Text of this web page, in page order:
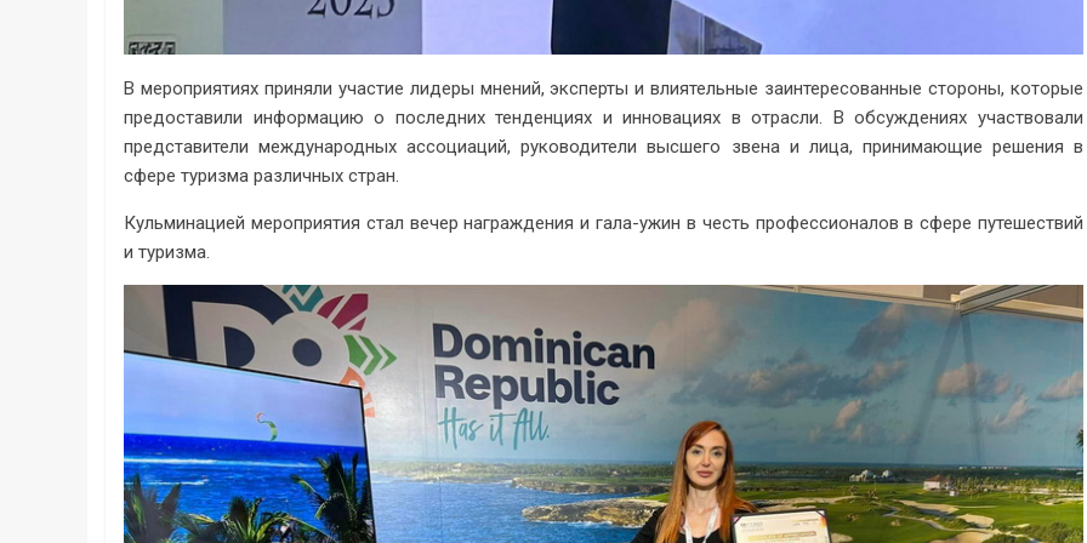
В мероприятиях приняли участие лидеры мнений, эксперты и влиятельные заинтересованные стороны, которые
предоставили информацию о последних тенденциях и инновациях в отрасли. В обсуждениях участвовали
представители международных ассоциаций, руководители высшего звена и лица, принимающие решения в
сфере туризма различных стран.
Кульминацией мероприятия стал вечер награждения и гала-ужин в честь профессионалов в сфере путешествий
и туризма.